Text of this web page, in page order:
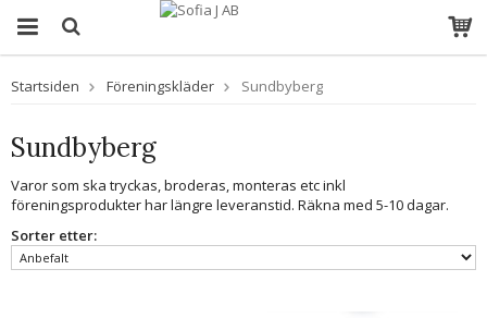
Startsiden Föreningskläder Sundbyberg
Sundbyberg
Varor som ska tryckas, broderas, monteras etc inkl
föreningsprodukter har längre leveranstid. Räkna med 5-10 dagar.
Sorter etter: